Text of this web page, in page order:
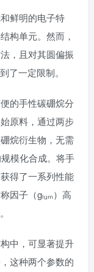
鲜明的电子特
构单元。然而，
，且对其圆偏振
了一定限制。
的手性碳硼烷分
原料，通过两步
烷衍生物，无需
模化合成。将手
得了一系列性能
因子（gₗᵤₘ）高
中，可显著提升
这种两个参数的